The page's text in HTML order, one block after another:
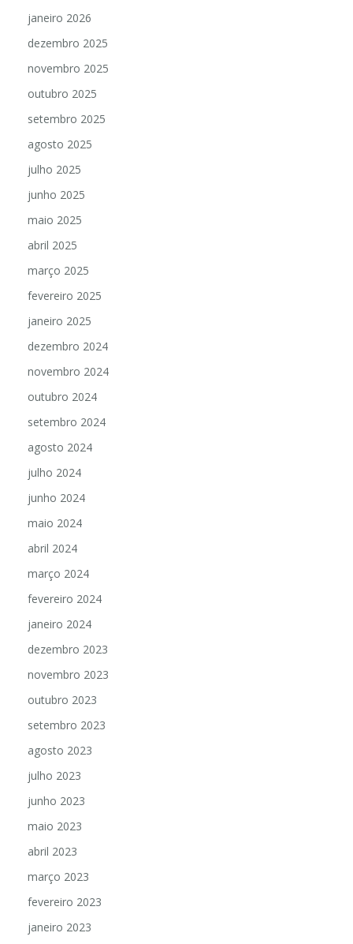
janeiro 2026
dezembro 2025
novembro 2025
outubro 2025
setembro 2025
agosto 2025
julho 2025
junho 2025
maio 2025
abril 2025
março 2025
fevereiro 2025
janeiro 2025
dezembro 2024
novembro 2024
outubro 2024
setembro 2024
agosto 2024
julho 2024
junho 2024
maio 2024
abril 2024
março 2024
fevereiro 2024
janeiro 2024
dezembro 2023
novembro 2023
outubro 2023
setembro 2023
agosto 2023
julho 2023
junho 2023
maio 2023
abril 2023
março 2023
fevereiro 2023
janeiro 2023